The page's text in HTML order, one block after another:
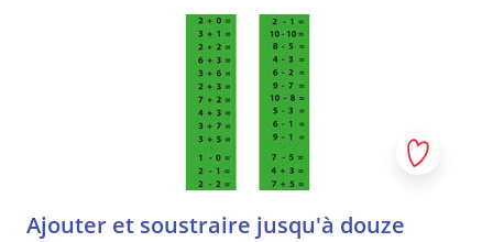
Ajouter et soustraire jusqu'à douze